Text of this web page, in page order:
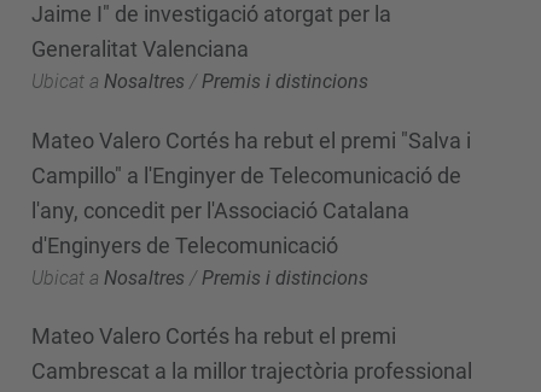
Jaime I" de investigació atorgat per la
Generalitat Valenciana
Ubicat a Nosaltres /Premis i distincions
Mateo Valero Cortés ha rebut el premi "Salva i
Campillo" a l'Enginyer de Telecomunicació de
l'any, concedit per l'Associació Catalana
d'Enginyers de Telecomunicació
Ubicat a Nosaltres / Premis i distincions
Mateo Valero Cortés ha rebut el premi
Cambrescat a la millor trajectòria professional